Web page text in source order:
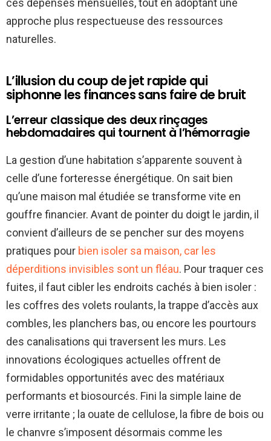
approche plus respectueuse des ressources
naturelles.
L’illusion du coup de jet rapide qui
siphonne les finances sans faire de bruit
L’erreur classique des deux rinçages
hebdomadaires qui tournent à l’hémorragie
La gestion d’une habitation s’apparente souvent à
celle d’une forteresse énergétique. On sait bien
qu’une maison mal étudiée se transforme vite en
gouffre financier. Avant de pointer du doigt le jardin, il
convient d’ailleurs de se pencher sur des moyens
pratiques pour bien isoler sa maison, car les
déperditions invisibles sont un fléau. Pour traquer ces
fuites, il faut cibler les endroits cachés à bien isoler :
les coffres des volets roulants, la trappe d’accès aux
combles, les planchers bas, ou encore les pourtours
des canalisations qui traversent les murs. Les
innovations écologiques actuelles offrent de
formidables opportunités avec des matériaux
performants et biosourcés. Fini la simple laine de
verre irritante ; la ouate de cellulose, la fibre de bois ou
le chanvre s’imposent désormais comme les